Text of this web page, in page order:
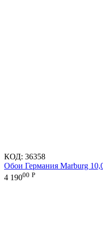
КОД: 36358
Обои Германия Marburg
4 19000 Р